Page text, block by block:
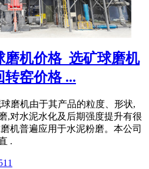
磨机价格_选矿球磨机
转窑价格 ...
磨机由于其产品的粒度、形状,
,对水泥水化及后期强度提升有很
机普遍应用于水泥粉磨。本公司
.